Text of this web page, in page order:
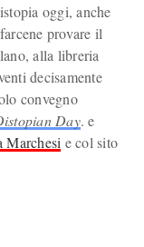
oggi, anche
provare il
alla libreria
decisamente
convegno
Day. e
Marchesi e col sito